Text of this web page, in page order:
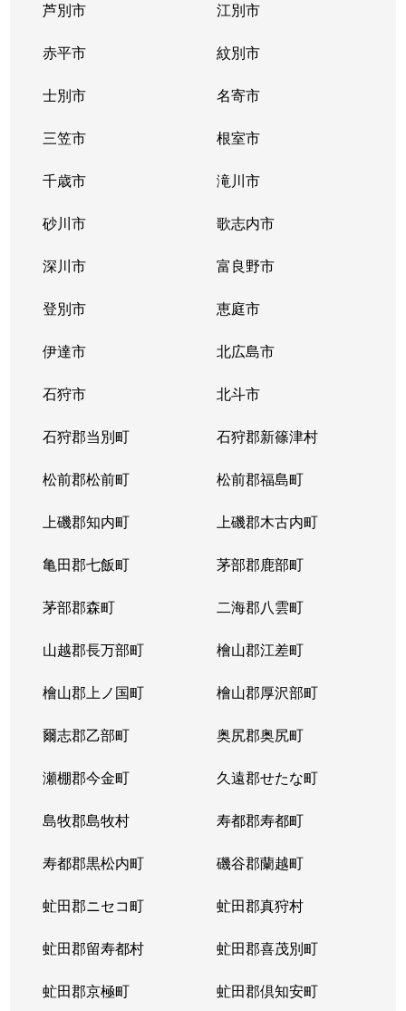
芦別市 江別市
赤平市 紋別市
士別市 名寄市
三笠市 根室市
千歳市 滝川市
砂川市 歌志内市
深川市 富良野市
登別市 恵庭市
伊達市 北広島市
石狩市 北斗市
石狩郡当別町 石狩郡新篠津村
松前郡松前町 松前郡福島町
上磯郡知内町 上磯郡木古内町
亀田郡七飯町 茅部郡鹿部町
茅部郡森町 二海郡八雲町
山越郡長万部町 檜山郡江差町
檜山郡上ノ国町 檜山郡厚沢部町
爾志郡乙部町 奥尻郡奥尻町
瀬棚郡今金町 久遠郡せたな町
島牧郡島牧村 寿都郡寿都町
寿都郡黒松内町 磯谷郡蘭越町
虻田郡ニセコ町 虻田郡真狩村
虻田郡留寿都村 虻田郡喜茂別町
虻田郡京極町 虻田郡倶知安町